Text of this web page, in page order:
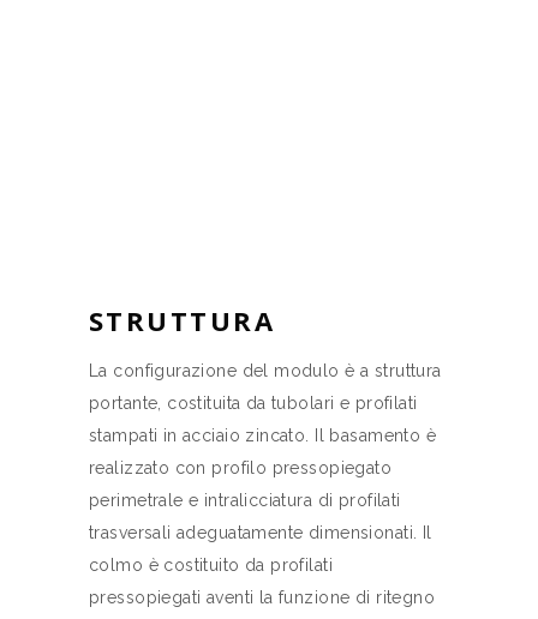
STRUTTURA
La configurazione del modulo è a struttura
portante, costituita da tubolari e profilati
stampati in acciaio zincato. Il basamento è
realizzato con profilo pressopiegato
perimetrale e intralicciatura di profilati
trasversali adeguatamente dimensionati. Il
colmo è costituito da profilati
pressopiegati aventi la funzione di ritegno